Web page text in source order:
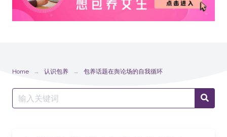
Home 认识包养 包养话题在舆论场的自我循环
Search
for: